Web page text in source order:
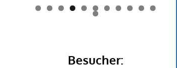
0 1
2
Besucher: